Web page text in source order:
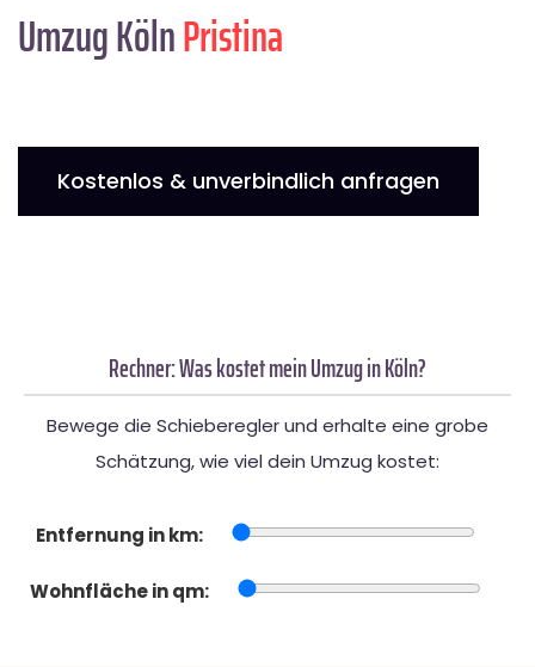
Umzug KölnPristina
Kostenlos & unverbindlich anfragen
Rechner: Was kostet mein Umzug in Köln?
Bewege die Schieberegler und erhalte eine grobe
Schätzung, wie viel dein Umzug kostet:
Entfernung in km:
Wohnfläche in qm: